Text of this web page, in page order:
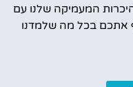
המעמיקה שלנו עם
אתכם בכל מה שלמדנו